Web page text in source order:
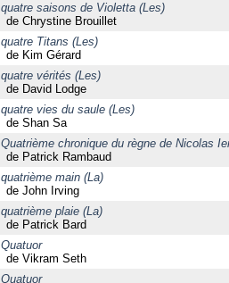
quatre saisons de Violetta (Les)
de Chrystine Brouillet
quatre Titans (Les)
de Kim Gérard
quatre vérités (Les)
de David Lodge
quatre vies du saule (Les)
de Shan Sa
Quatrième chronique du règne de Nicolas
de Patrick Rambaud
quatrième main (La)
de John Irving
quatrième plaie (La)
de Patrick Bard
Quatuor
de Vikram Seth
Quatuor